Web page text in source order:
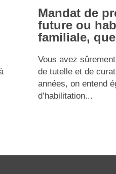
Mandat de
future ou
familiale,
Vous avez
de tutelle et de
années, on entend
d’habilitation...